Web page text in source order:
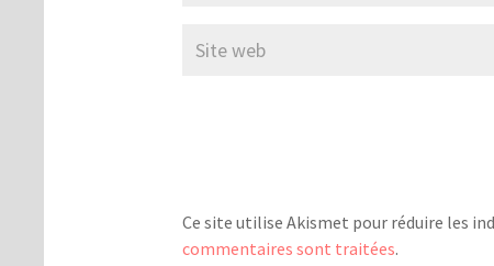
Ce site utilise Akismet pour réduire les
commentaires sont traitées.